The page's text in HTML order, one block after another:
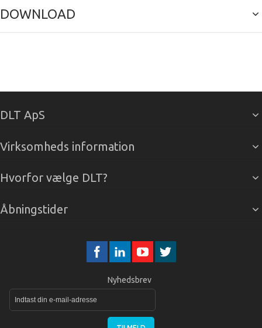
DOWNLOAD
DLT ApS
Virksomheds information
Hvorfor vælge DLT?
Åbningstider
Nyhedsbrev